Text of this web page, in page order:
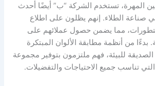
المهرة، تستخدم الشركة “ب” أيضًا أحدث
صناعة الطلاء. إنهم يظلون على اطلاع
مما يضمن حصول عملائهم على
بدءًا من أنظمة مطابقة الألوان المبتكرة
للبيئة، فهم ملتزمون بتوفير مجموعة
تناسب جميع الاحتياجات والتفضيلات.